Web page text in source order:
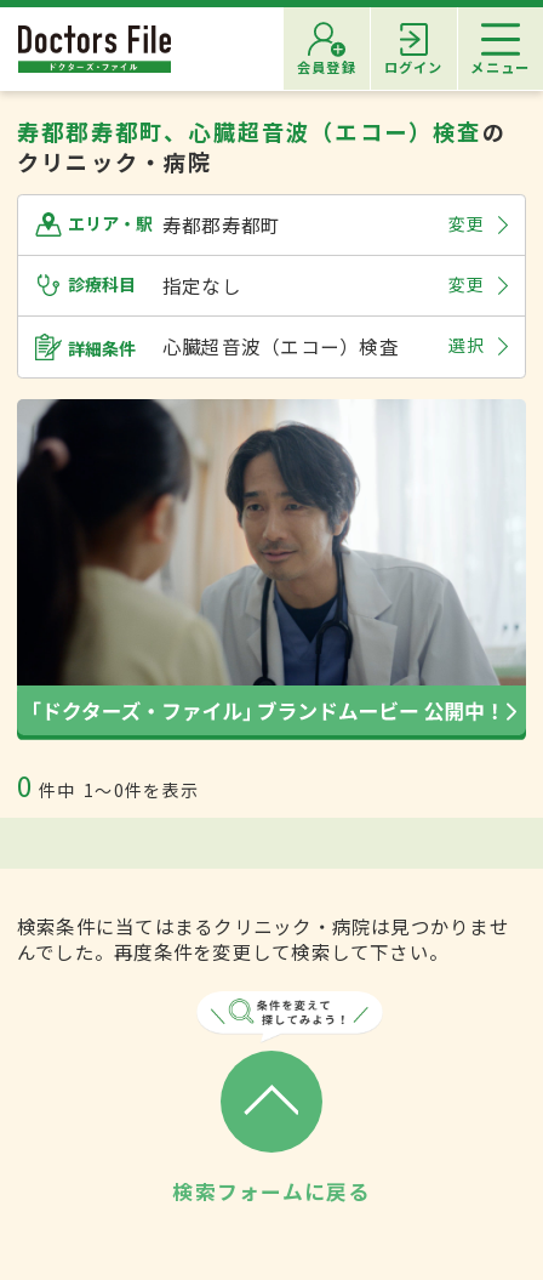
会員登録 ログイン メニュー
寿都郡寿都町、心臓超音波（エコー）検査の
クリニック・病院
エリア・駅 寿都郡寿都町 変更
診療科目 指定なし 変更
詳細条件 心臓超音波（エコー）検査 選択
0 件中 1〜0件を表示
検索条件に当てはまるクリニック・病院は見つかりませ
んでした。再度条件を変更して検索して下さい。
検索フォームに戻る